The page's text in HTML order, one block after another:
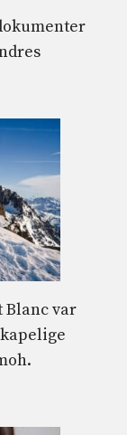
Blanc var